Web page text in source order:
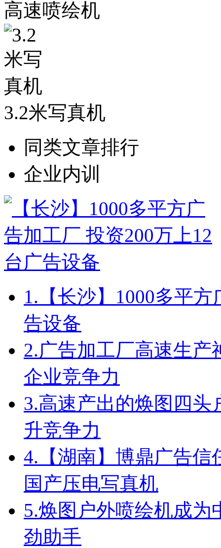
高速喷绘机
3.2米写真机
同类文章排行
企业内训
1. 【长沙】1000多平
告设备
2.广告加工厂高速生产
企业竞争力
3.高速产出的焕图四头
升竞争力
4. 【湖南】博鼎广告
国产压电写真机
5.焕图户外喷绘机成为
劲助手